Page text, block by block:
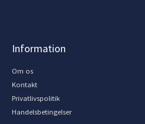
Information
Om os
Kontakt
Privatlivspolitik
Handelsbetingelser